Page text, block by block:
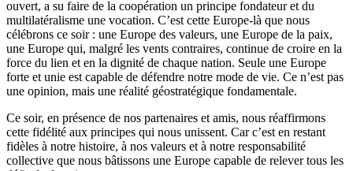
ouvert, a su faire de la coopération un principe fondateur et du
multilatéralisme une vocation. C’est cette Europe-là que nous
célébrons ce soir : une Europe des valeurs, une Europe de la paix,
une Europe qui, malgré les vents contraires, continue de croire en la
force du lien et en la dignité de chaque nation. Seule une Europe
forte et unie est capable de défendre notre mode de vie. Ce n’est pas
une opinion, mais une réalité géostratégique fondamentale.
Ce soir, en présence de nos partenaires et amis, nous réaffirmons
cette fidélité aux principes qui nous unissent. Car c’est en restant
fidèles à notre histoire, à nos valeurs et à notre responsabilité
collective que nous bâtissons une Europe capable de relever tous les